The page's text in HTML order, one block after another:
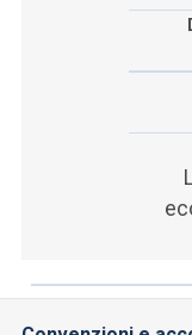
SEI UN DOCENTE O UN